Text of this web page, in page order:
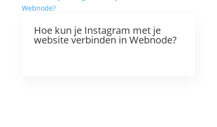
Hoe kun je Instagram met je
website verbinden in Webnode?